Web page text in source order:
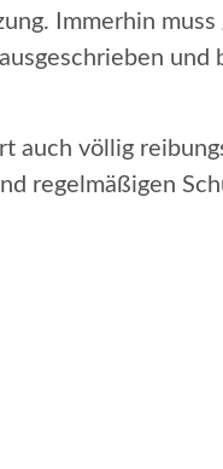
Immerhin
und
auch völlig
regelmäßigen